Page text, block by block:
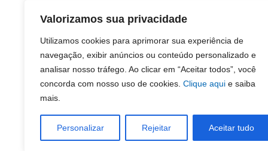
Valorizamos sua privacidade
Utilizamos cookies para aprimorar sua experiência de
navegação, exibir anúncios ou conteúdo personalizado e
analisar nosso tráfego. Ao clicar em “Aceitar todos”, você
concorda com nosso uso de cookies. Clique aqui e saiba
mais.
Personalizar Rejeitar Aceitar tudo